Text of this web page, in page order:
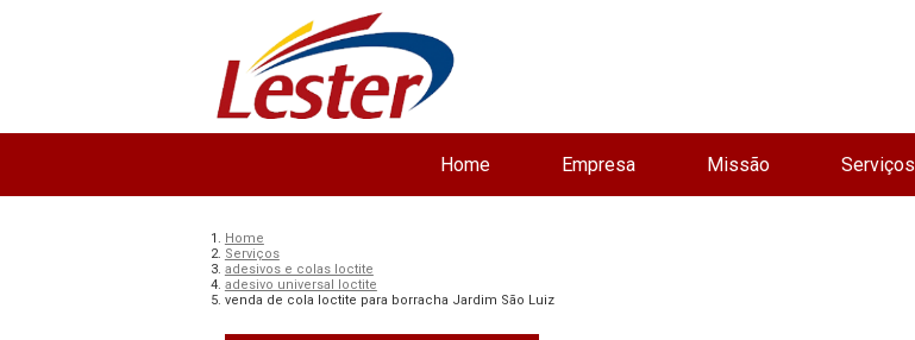
Home Empresa Missão Serviços
Home
Serviços
adesivos e colas loctite
adesivo universal loctite
venda de cola loctite para borracha Jardim São Luiz